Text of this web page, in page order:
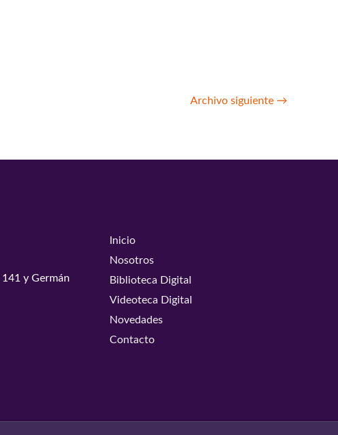
Archivo siguiente →
y Germán
Inicio
Nosotros
Biblioteca Digital
Videoteca Digital
Novedades
Contacto